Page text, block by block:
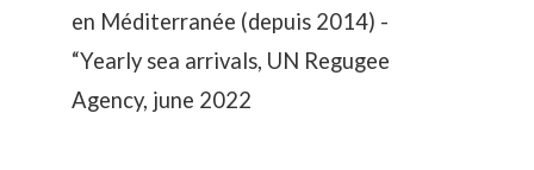
en Méditerranée (depuis 2014) -
“Yearly sea arrivals, UN Regugee
Agency, june 2022